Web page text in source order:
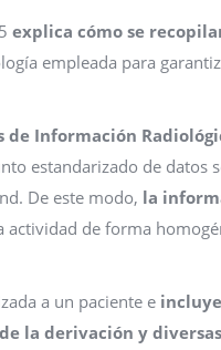
explica cómo se
empleada para
de Información
estandarizado de datos
De este modo, la
actividad de forma
a un paciente e
la derivación y